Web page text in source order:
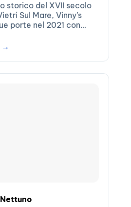
storico del XVII secolo
Sul Mare, Vinny’s
porte nel 2021 con
→